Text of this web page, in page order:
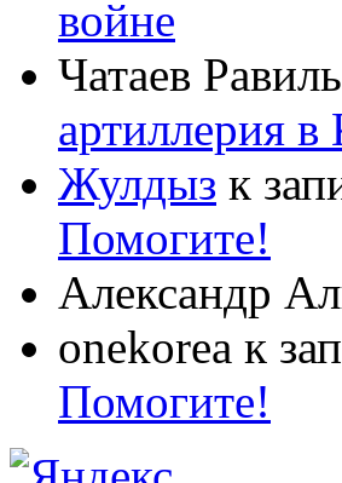
войне
Чатаев
артиллерия
Жулдыз к
Помогите!
Александр
onekorea к
Помогите!